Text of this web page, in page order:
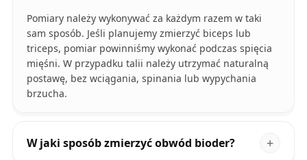
Pomiary należy wykonywać za każdym razem w taki
sam sposób. Jeśli planujemy zmierzyć biceps lub
triceps, pomiar powinniśmy wykonać podczas spięcia
mięśni. W przypadku talii należy utrzymać naturalną
postawę, bez wciągania, spinania lub wypychania
brzucha.
W jaki sposób zmierzyć obwód bioder?